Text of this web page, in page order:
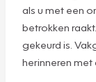
als u met een
betrokken
gekeurd is.
herinneren met